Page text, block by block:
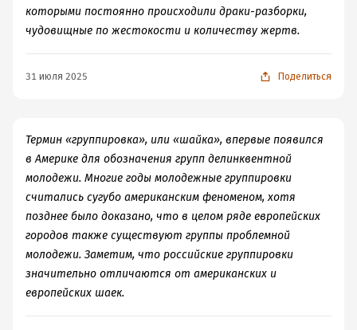
которыми постоянно происходили драки-разборки,
чудовищные по жестокости и количеству жертв.
31 июля 2025 Поделиться
Термин «группировка», или «шайка», впервые появился
в Америке для обозначения групп делинквентной
молодежи. Многие годы молодежные группировки
считались сугубо американским феноменом, хотя
позднее было доказано, что в целом ряде европейских
городов также существуют группы проблемной
молодежи. Заметим, что российские группировки
значительно отличаются от американских и
европейских шаек.